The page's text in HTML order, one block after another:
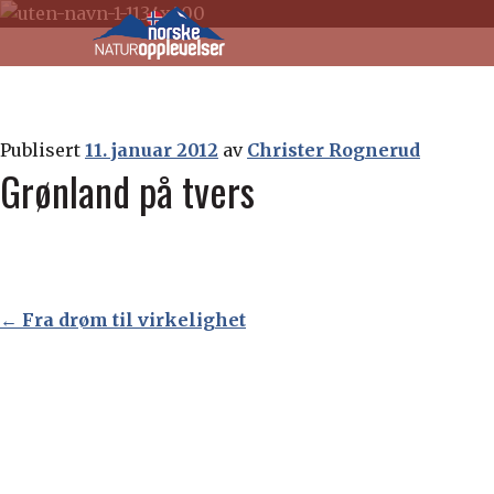
Norske
naturopplevelsernavigasjonen
innhold
Publisert 11. januar 2012 av Christer Rognerud
Grønland på tvers
Innleggsnavigasjon
← Fra drøm til virkelighet